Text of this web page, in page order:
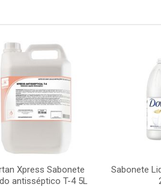
Xpress Sabonete
antisséptico T-4 5L
Sabonete